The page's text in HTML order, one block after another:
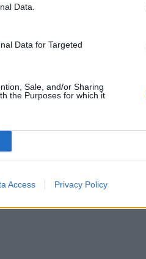
Data.
Data for Targeted
Sale, and/or Sharing
the Purposes for which it
Access Privacy Policy
έλαμπε από
με πέτρες και πέρλες,
τον λαιμό της κοσμούσε